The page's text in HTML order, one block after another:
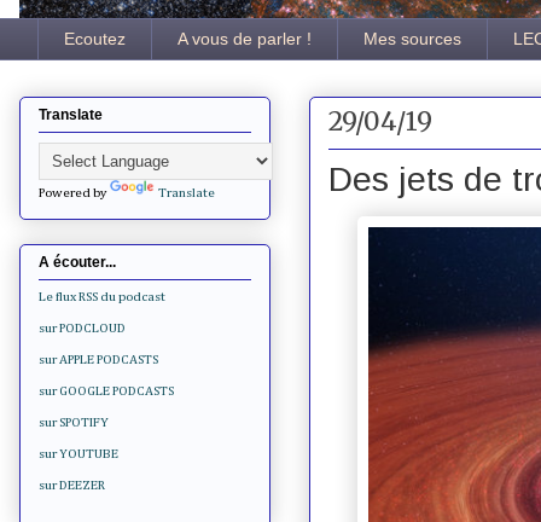
Ecoutez A vous de parler ! Mes sources
29/04/19
Des jets de
Translate
Powered by Translate
A écouter...
Le flux RSS du podcast
sur PODCLOUD
sur APPLE PODCASTS
sur GOOGLE PODCASTS
sur SPOTIFY
sur YOUTUBE
sur DEEZER